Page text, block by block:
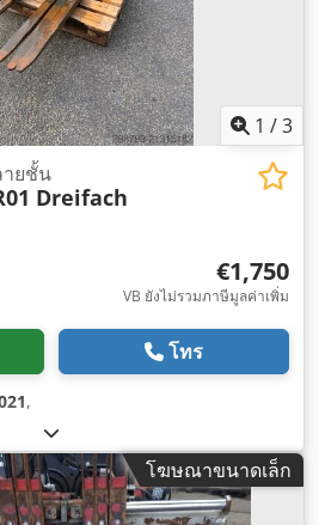
1 /3
ายชั้น
Dreifach
€1,750
VB ยังไม่รวมภาษีมูลค่าเพิ่ม
โทร
,
โฆษณาขนาดเล็ก